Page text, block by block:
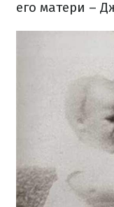
его матери –